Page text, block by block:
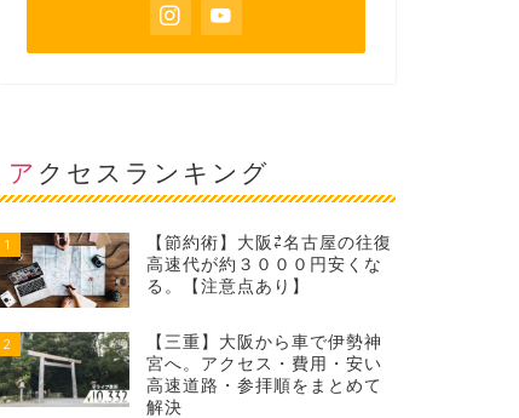
アクセスランキング
1
【節約術】大阪⇄名古屋の往復
高速代が約３０００円安くな
る。【注意点あり】
2
【三重】大阪から車で伊勢神
宮へ。アクセス・費用・安い
高速道路・参拝順をまとめて
解決